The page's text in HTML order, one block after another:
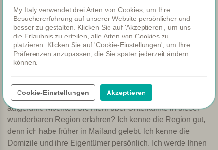
Lago Maggiore ausgewählt. Hier können Sie am Pool
entspannen. Genießen Sie eine köstliche Mahlzeit im
Restaurant, welches Gerichte mit lokalen oder oft
hausgemachten Zutaten serviert.
Buchen Sie einen Urlaub auf einem
Alle Agriturismo in der Nähe des Lago Maggiore sind oben
aufgeführt. Möchten Sie mehr über Unterkünfte in dieser
wunderbaren Region erfahren? Ich kenne die Region gut,
denn ich habe früher in Mailand gelebt. Ich kenne die
Domizile und ihre Eigentümer persönlich. Ich werde Ihnen
My Italy verwendet drei Arten von Cookies, um Ihre
Besuchererfahrung auf unserer Website persönlicher und
besser zu gestalten. Klicken Sie auf 'Akzeptieren', um uns
die Erlaubnis zu erteilen, alle Arten von Cookies zu
platzieren. Klicken Sie auf 'Cookie-Einstellungen', um Ihre
Präferenzen anzupassen, die Sie später jederzeit ändern
können.
Cookie-Einstellungen Akzeptieren